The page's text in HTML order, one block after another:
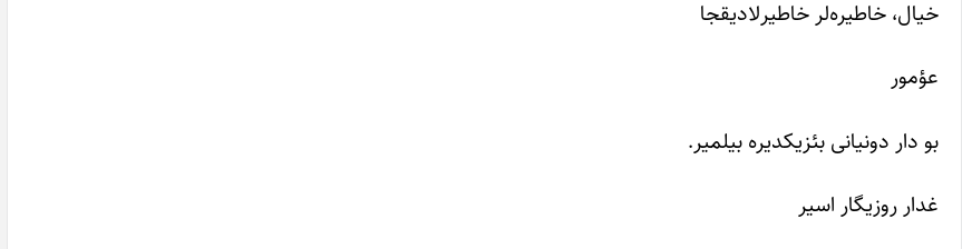
خیال، خاطیره‌لر خاطیرلادیقجا
عؤمور
بو دار دونیانی بئزیکدیره بیلمیر.
غدار روزیگار اسیر